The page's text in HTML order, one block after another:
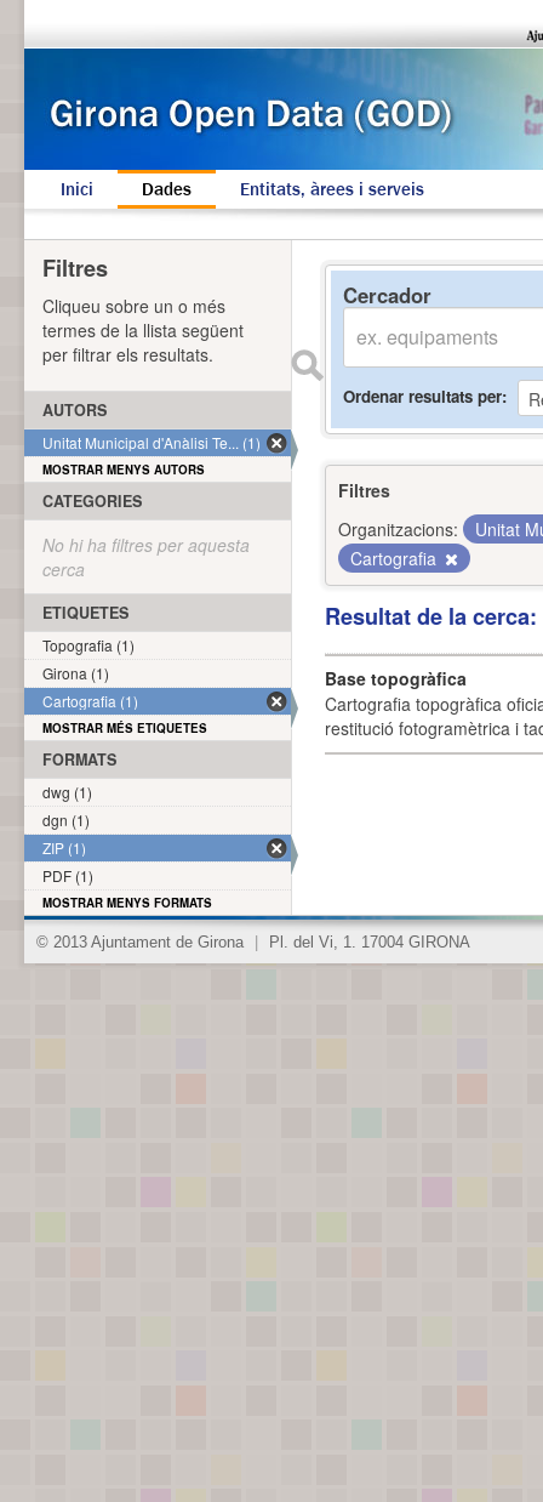
Inici Dades Entitats, àrees i serveis
Cercador
Ordenar resultats per
Filtres
Organitzacions:
Unitat
Cartografia
Resultat de la
Base topogràfica
Cartografia topogràfica
restitució fotogramètrica i
Filtres
Cliqueu sobre un o més
termes de la llista següent
per filtrar els resultats.
AUTORS
Unitat Municipal d'Anàlisi Te... (1)
MOSTRAR MENYS AUTORS
CATEGORIES
No hi ha filtres per aquesta
cerca
ETIQUETES
Topografia (1)
Girona (1)
Cartografia (1)
MOSTRAR MÉS ETIQUETES
FORMATS
dwg (1)
dgn (1)
ZIP (1)
PDF (1)
MOSTRAR MENYS FORMATS
© 2013 Ajuntament de Girona Pl. del Vi, 1. 17004 GIRONA